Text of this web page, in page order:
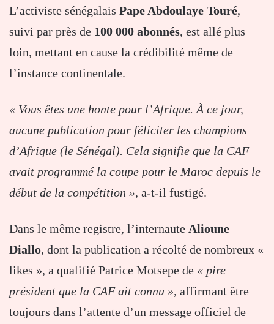
L’activiste sénégalais Pape Abdoulaye Touré,
suivi par près de 100 000 abonnés, est allé plus
loin, mettant en cause la crédibilité même de
l’instance continentale.
« Vous êtes une honte pour l’Afrique. À ce jour,
aucune publication pour féliciter les champions
d’Afrique (le Sénégal). Cela signifie que la CAF
avait programmé la coupe pour le Maroc depuis le
début de la compétition », a-t-il fustigé.
Dans le même registre, l’internaute Alioune
Diallo, dont la publication a récolté de nombreux «
likes », a qualifié Patrice Motsepe de « pire
président que la CAF ait connu », affirmant être
toujours dans l’attente d’un message officiel de